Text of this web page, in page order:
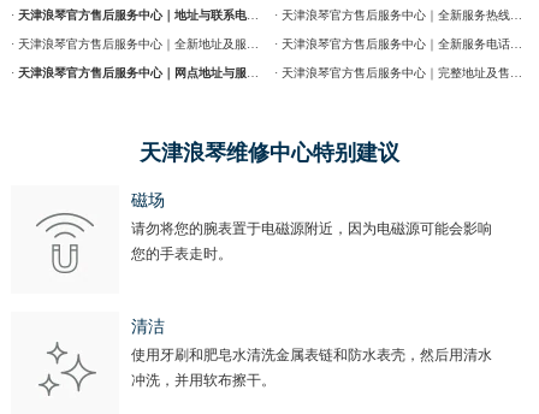
· 天津浪琴官方售后服务中心｜地址与联系电话权威信息公告（2026年7月最新）
· 天津浪琴官方售后服务中心｜网点地址与服务热线权威信息公示（2026年7月最新）
天津浪琴维修中心特别建议
磁场
请勿将您的腕表置于电磁源附近，因为电磁源可能会影响
您的手表走时。
清洁
使用牙刷和肥皂水清洗金属表链和防水表壳，然后用清水
冲洗，并用软布擦干。